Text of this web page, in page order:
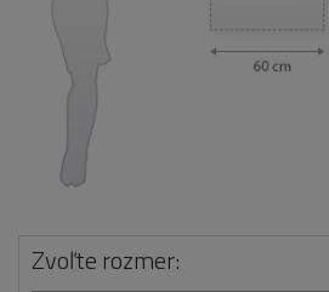
Zvoľte rozmer: